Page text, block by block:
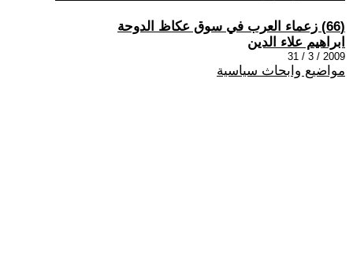
(66) زعماء العرب في سوق عكاظ الدوحة
ابراهيم علاء الدين
2009 / 3 / 31
مواضيع وابحاث سياسية